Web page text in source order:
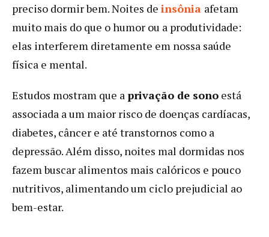
preciso dormir bem. Noites de insônia afetam
muito mais do que o humor ou a produtividade:
elas interferem diretamente em nossa saúde
física e mental.
Estudos mostram que a privação de sono está
associada a um maior risco de doenças cardíacas,
diabetes, câncer e até transtornos como a
depressão. Além disso, noites mal dormidas nos
fazem buscar alimentos mais calóricos e pouco
nutritivos, alimentando um ciclo prejudicial ao
bem-estar.